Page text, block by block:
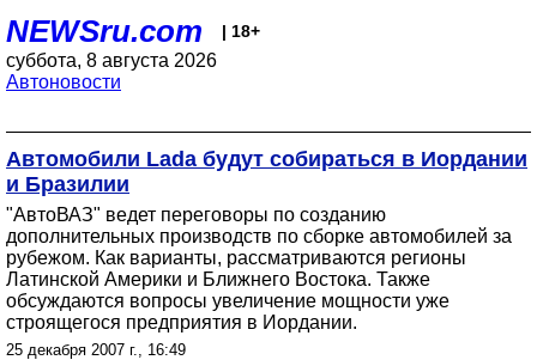
NEWSru.com | 18+
суббота, 8 августа 2026
Автоновости
Автомобили Lada будут собираться в Иордании
и Бразилии
"АвтоВАЗ" ведет переговоры по созданию
дополнительных производств по сборке автомобилей за
рубежом. Как варианты, рассматриваются регионы
Латинской Америки и Ближнего Востока. Также
обсуждаются вопросы увеличение мощности уже
строящегося предприятия в Иордании.
25 декабря 2007 г., 16:49